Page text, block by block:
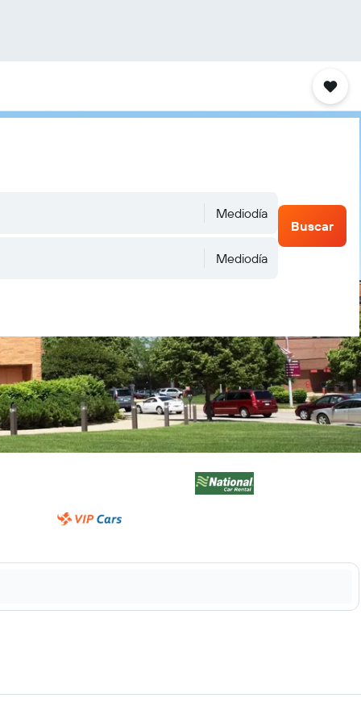
Mediodía
Mediodía
Buscar